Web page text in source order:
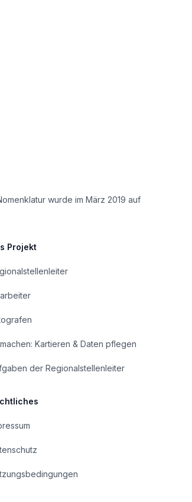
wurde im März 2019 auf
Projekt
Kartieren & Daten pflegen
der Regionalstellenleiter